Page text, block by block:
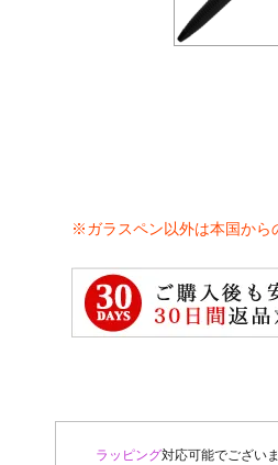
※ガラスペン以外は本国から
ラッピング対応可能でござい